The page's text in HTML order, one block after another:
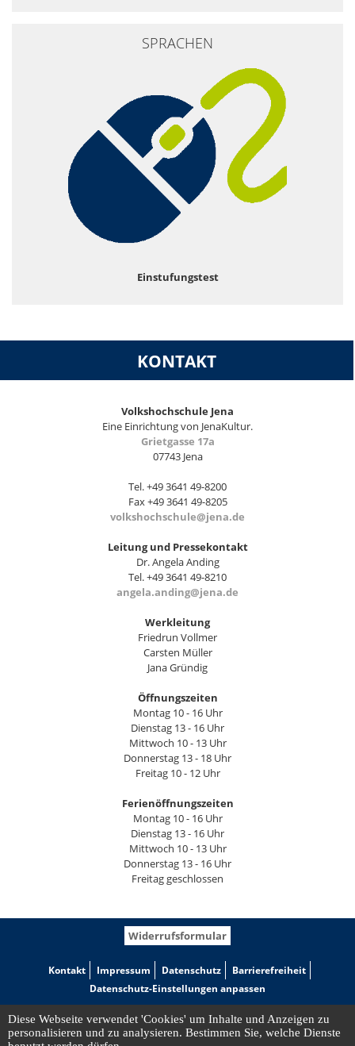
SPRACHEN
Einstufungstest
KONTAKT
Volkshochschule Jena
Eine Einrichtung von JenaKultur.
Grietgasse 17a
07743 Jena
Tel. +49 3641 49-8200
Fax +49 3641 49-8205
volkshochschule@jena.de
Leitung und Pressekontakt
Dr. Angela Anding
Tel. +49 3641 49-8210
angela.anding@jena.de
Werkleitung
Friedrun Vollmer
Carsten Müller
Jana Gründig
Öffnungszeiten
Montag 10 - 16 Uhr
Dienstag 13 - 16 Uhr
Mittwoch 10 - 13 Uhr
Donnerstag 13 - 18 Uhr
Freitag 10 - 12 Uhr
Ferienöffnungszeiten
Montag 10 - 16 Uhr
Dienstag 13 - 16 Uhr
Mittwoch 10 - 13 Uhr
Donnerstag 13 - 16 Uhr
Freitag geschlossen
Widerrufsformular
Kontakt Impressum Datenschutz
Barrierefreiheit
Datenschutz-Einstellungen anpassen
Diese Webseite verwendet 'Cookies' um Inhalte und Anzeigen zu
personalisieren und zu analysieren. Bestimmen Sie, welche Dienste